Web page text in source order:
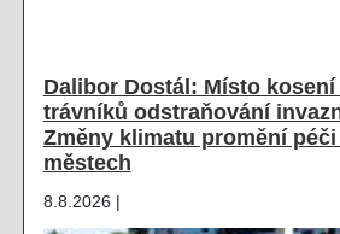
Dalibor Dostál: Místo
trávníků odstraňování
Změny klimatu promění péči
městech
8.8.2026 |